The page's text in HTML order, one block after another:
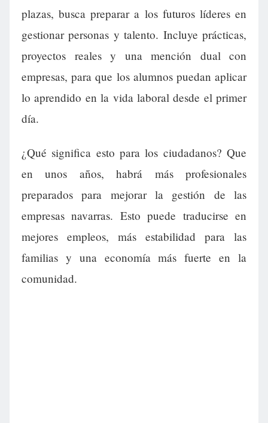
plazas, busca preparar a los futuros líderes en
gestionar personas y talento. Incluye prácticas,
proyectos reales y una mención dual con
empresas, para que los alumnos puedan aplicar
lo aprendido en la vida laboral desde el primer
día.
¿Qué significa esto para los ciudadanos? Que
en unos años, habrá más profesionales
preparados para mejorar la gestión de las
empresas navarras. Esto puede traducirse en
mejores empleos, más estabilidad para las
familias y una economía más fuerte en la
comunidad.